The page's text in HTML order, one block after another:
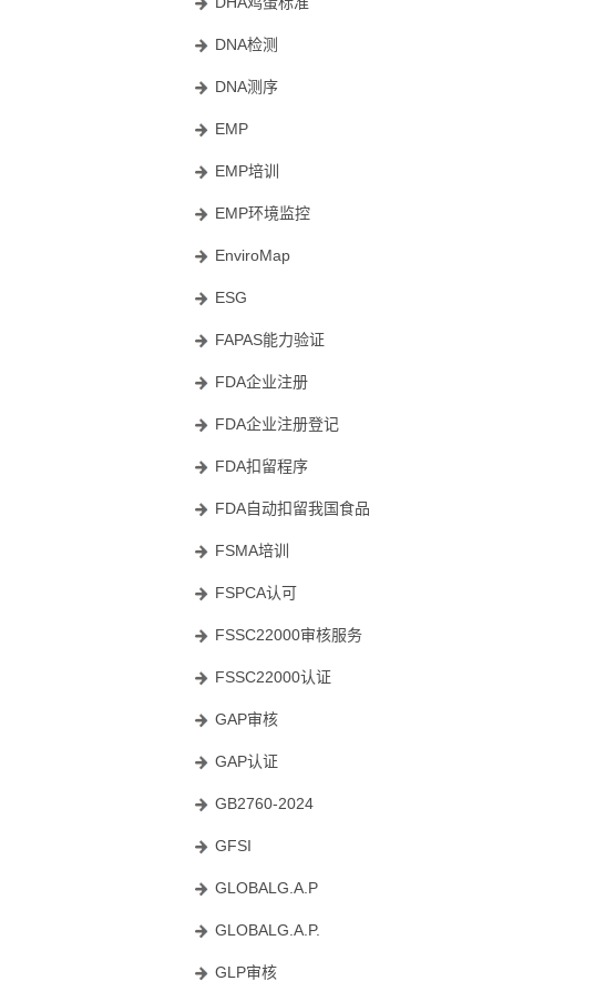
DNA检测
DNA测序
EMP
EMP培训
EMP环境监控
EnviroMap
ESG
FAPAS能力验证
FDA企业注册
FDA企业注册登记
FDA扣留程序
FDA自动扣留我国食品
FSMA培训
FSPCA认可
FSSC22000审核服务
FSSC22000认证
GAP审核
GAP认证
GB2760-2024
GFSI
GLOBALG.A.P
GLOBALG.A.P.
GLP审核